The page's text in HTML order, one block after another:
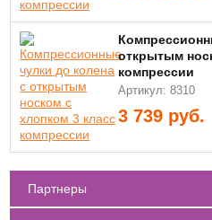
открытым
компрессии
Артикул: 8310
3 739 руб.
Партнеры